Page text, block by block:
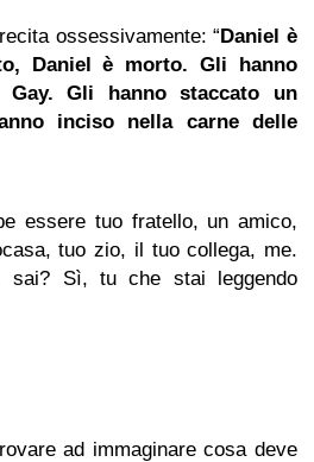
ossessivamente: “Daniel è
Daniel è morto. Gli hanno
Gay. Gli hanno staccato un
inciso nella carne delle
essere tuo fratello, un amico,
tuo zio, il tuo collega, me.
sai? Sì, tu che stai leggendo
ad immaginare cosa deve